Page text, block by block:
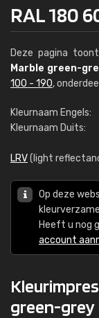
RAL 180
Deze pagina
Marble green-
100 - 190,
Kleurnaam Engels:
Kleurnaam Duits:
LRV(light
Op deze
Heeft u nog
account
green-grey